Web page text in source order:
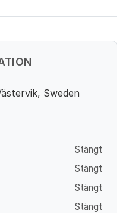
Sweden
Stängt
Stängt
Stängt
Stängt